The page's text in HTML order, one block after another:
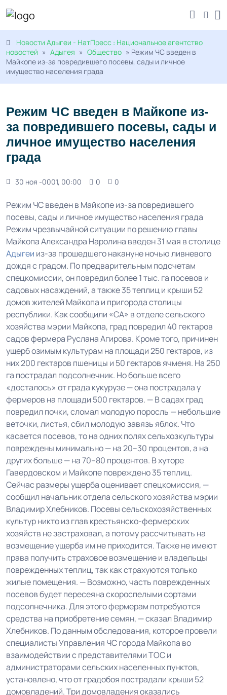
Новости Адыгеи - НатПресс : Национальное агентство
новостей » Адыгея » Общество » Режим ЧС введен в
Майкопе из-за повредившего посевы, сады и личное
имущество населения града
Режим ЧС введен в Майкопе из-
за повредившего посевы, сады и
личное имущество населения
града
30 ноя -0001, 00:00 0 0
Режим ЧС введен в Майкопе из-за повредившего
посевы, сады и личное имущество населения града
Режим чрезвычайной ситуации по решению главы
Майкопа Александра Наролина введен 31 мая в столице
Адыгеи из-за прошедшего накануне ночью ливневого
дождя с градом. По предварительным подсчетам
спецкомиссии, он повредил более 1 тыс. га посевов и
садовых насаждений, а также 35 теплиц и крыши 52
домов жителей Майкопа и пригорода столицы
республики. Как сообщили «СА» в отделе сельского
хозяйства мэрии Майкопа, град повредил 40 гектаров
садов фермера Руслана Агирова. Кроме того, причинен
ущерб озимым культурам на площади 250 гектаров, из
них 200 гектаров пшеницы и 50 гектаров ячменя. На 250
га пострадал подсолнечник. Но больше всего
«досталось» от града кукурузе — она пострадала у
фермеров на площади 500 гектаров. — В садах град
повредил почки, сломал молодую поросль — небольшие
веточки, листья, сбил молодую завязь яблок. Что
касается посевов, то на одних полях сельхозкультуры
повреждены минимально — на 20–30 процентов, а на
других больше — на 70–80 процентов. В хуторе
Гавердовском и Майкопе повреждено 35 теплиц.
Сейчас размеры ущерба оценивает спецкомиссия, —
сообщил начальник отдела сельского хозяйства мэрии
Владимир Хлебников. Посевы сельскохозяйственных
культур никто из глав крестьянско-фермерских
хозяйств не застраховал, а потому рассчитывать на
возмещение ущерба им не приходится. Также не имеют
права получить страховое возмещение и владельцы
поврежденных теплиц, так как страхуются только
жилые помещения. — Возможно, часть поврежденных
посевов будет пересеяна скороспелыми сортами
подсолнечника. Для этого фермерам потребуются
средства на приобретение семян, — сказал Владимир
Хлебников. По данным обследования, которое провели
специалисты Управления ЧС города Майкопа во
взаимодействии с представителями ТОС и
администраторами сельских населенных пунктов,
установлено, что от градобоя пострадали крыши 52
домовладений. Три домовладения оказались